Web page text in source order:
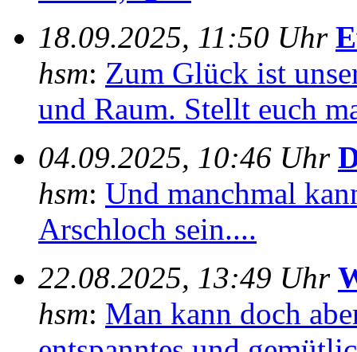
18.09.2025, 11:50 Uhr
hsm: Zum Glück ist
und Raum. Stellt euch
04.09.2025, 10:46 Uhr
hsm: Und manchmal
Arschloch sein....
22.08.2025, 13:49 Uhr
hsm: Man kann doch